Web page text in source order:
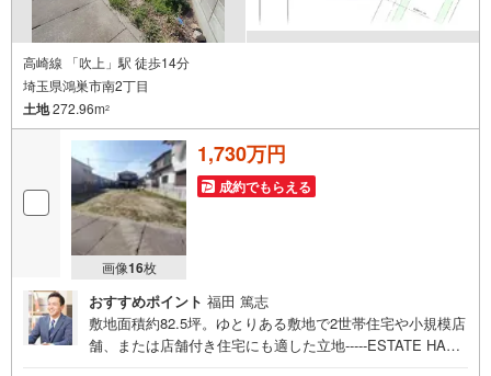
高崎線 「吹上」駅 徒歩14分
埼玉県鴻巣市南2丁目
土地272.96m2
画像16枚
1,730万円
成約でもらえる
おすすめポイント 福田 篤志
敷地面積約82.5坪。ゆとりある敷地で2世帯住宅や小規模店
舗、または店舗付き住宅にも適した立地-----ESTATE HAKU